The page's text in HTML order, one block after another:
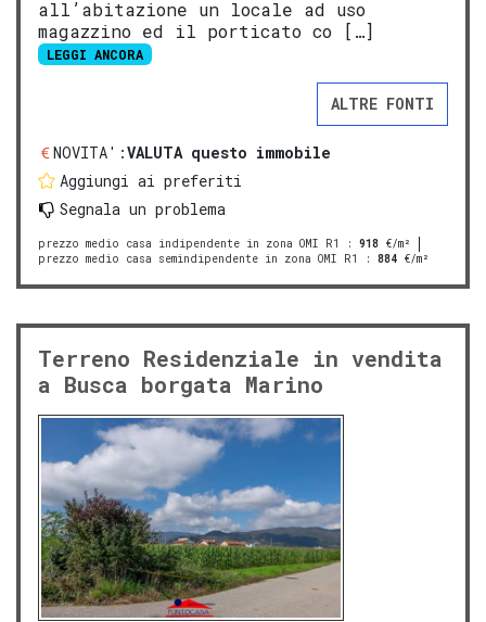
all’abitazione un locale ad uso
magazzino ed il porticato co […]
LEGGI ANCORA
ALTRE FONTI
NOVITA':VALUTA questo immobile
Aggiungi ai preferiti
Segnala un problema
prezzo medio casa indipendente in zona OMI R1 : 918 €/m²
prezzo medio casa semindipendente in zona OMI R1
: 884 €/m²
Terreno Residenziale in vendita
a Busca borgata Marino